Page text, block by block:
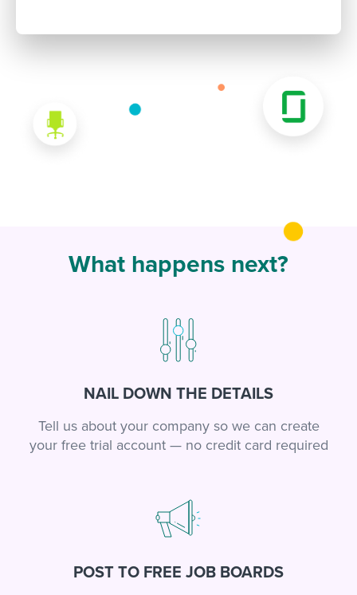
What happens next?
NAIL DOWN THE DETAILS
Tell us about your company so we can create
your free trial account — no credit card required
POST TO FREE JOB BOARDS